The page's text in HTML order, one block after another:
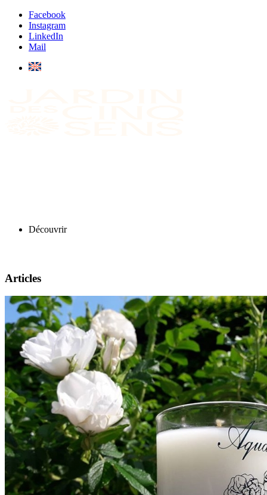
Facebook
Instagram
LinkedIn
Mail
Découvrir
Présentation
Informations pratiques
Billetterie
Articles